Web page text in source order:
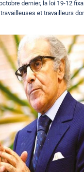
dernier, la loi 19-12
et travailleurs